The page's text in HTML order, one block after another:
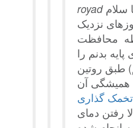
سلام
نزدیک
محافظت
بدنم را
طبق روتین
تخمک گذاری
رفتن دمای